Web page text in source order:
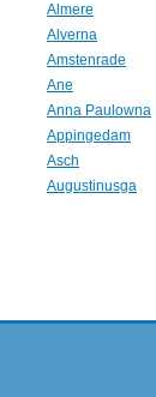
Almere
Alverna
Amstenrade
Ane
Anna Paulowna
Appingedam
Asch
Augustinusga